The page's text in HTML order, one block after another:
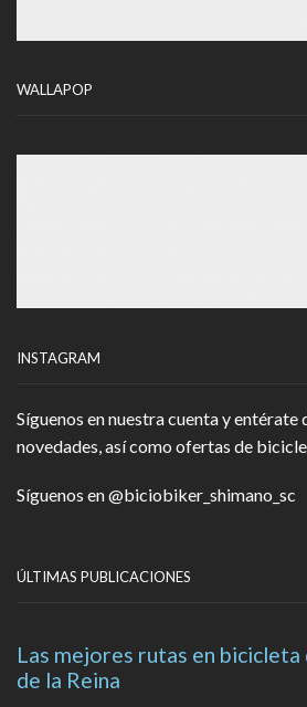
WALLAPOP
INSTAGRAM
Síguenos en nuestra cuenta y entérate
novedades, así como ofertas de
Síguenos en@biciobiker_shimano_sc
ÚLTIMAS PUBLICACIONES
Las mejores rutas en bicicleta
de la Reina